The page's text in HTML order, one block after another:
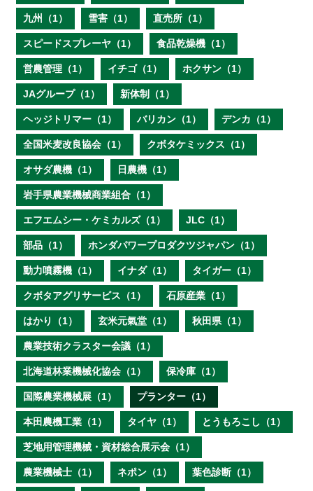
九州（1） 雪害（1） 直売所（1）
スピードスプレーヤ（1） 食品乾燥機（1）
営農管理（1） イチゴ（1） ホクサン（1）
JAグループ（1） 新体制（1）
ヘッジトリマー（1） バリカン（1） デンカ（1）
全国米麦改良協会（1） クボタケミックス（1）
オサダ農機（1） 日農機（1）
岩手県農業機械商業組合（1）
エフエムシー・ケミカルズ（1） JLC（1）
部品（1） ホンダパワープロダクツジャパン（1）
動力噴霧機（1） イナダ（1） タイガー（1）
クボタアグリサービス（1） 石原産業（1）
はかり（1） 玄米元氣堂（1） 秋田県（1）
農業技術クラスター会議（1）
北海道林業機械化協会（1） 保冷庫（1）
国際農業機械展（1） プランター（1）
本田農機工業（1） タイヤ（1） とうもろこし（1）
芝地用管理機械・資材総合展示会（1）
農業機械士（1） ネポン（1） 葉色診断（1）